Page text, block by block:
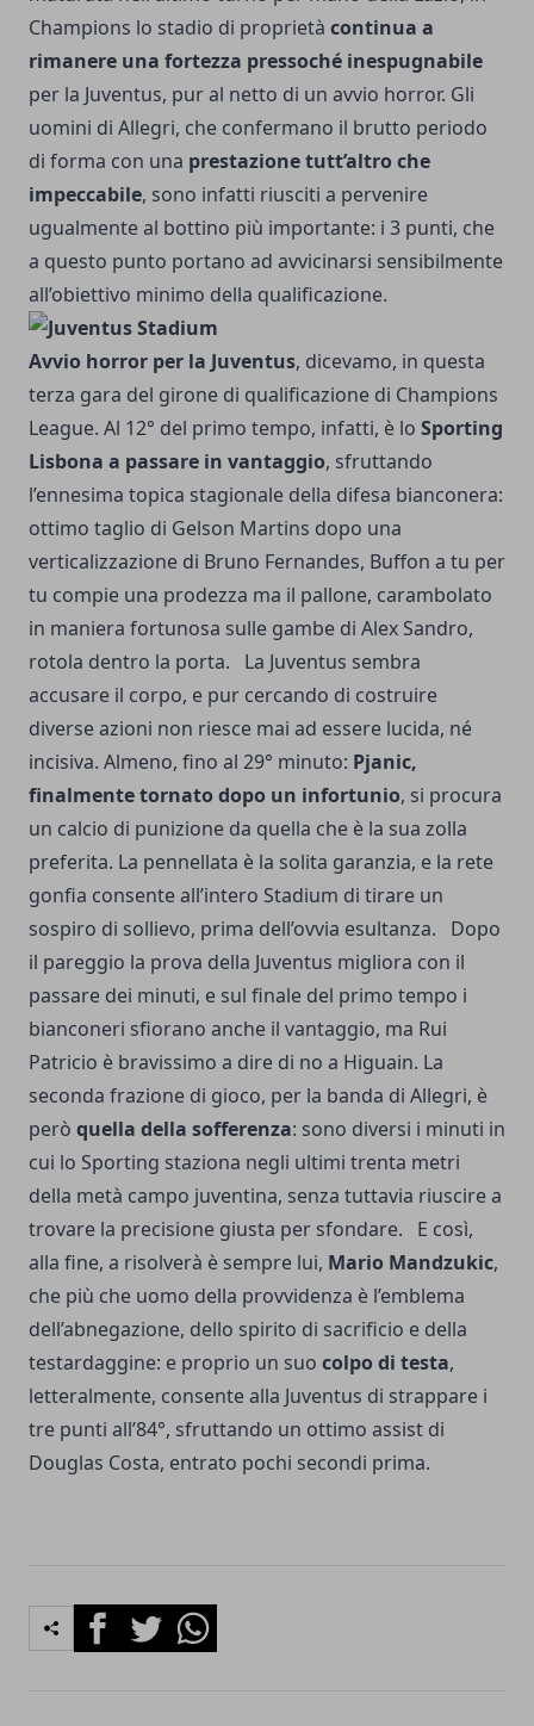
Champions lo stadio di proprietà continua a
rimanere una fortezza pressoché inespugnabile
per la Juventus, pur al netto di un avvio horror. Gli
uomini di Allegri, che confermano il brutto periodo
di forma con una prestazione tutt’altro che
impeccabile, sono infatti riusciti a pervenire
ugualmente al bottino più importante: i 3 punti, che
a questo punto portano ad avvicinarsi sensibilmente
all’obiettivo minimo della qualificazione.
Avvio horror per la Juventus, dicevamo, in questa
terza gara del girone di qualificazione di Champions
League. Al 12° del primo tempo, infatti, è lo Sporting
Lisbona a passare in vantaggio, sfruttando
l’ennesima topica stagionale della difesa bianconera:
ottimo taglio di Gelson Martins dopo una
verticalizzazione di Bruno Fernandes, Buffon a tu per
tu compie una prodezza ma il pallone, carambolato
in maniera fortunosa sulle gambe di Alex Sandro,
rotola dentro la porta. La Juventus sembra
accusare il corpo, e pur cercando di costruire
diverse azioni non riesce mai ad essere lucida, né
incisiva. Almeno, fino al 29° minuto: Pjanic,
finalmente tornato dopo un infortunio, si procura
un calcio di punizione da quella che è la sua zolla
preferita. La pennellata è la solita garanzia, e la rete
gonfia consente all’intero Stadium di tirare un
sospiro di sollievo, prima dell’ovvia esultanza. Dopo
il pareggio la prova della Juventus migliora con il
passare dei minuti, e sul finale del primo tempo i
bianconeri sfiorano anche il vantaggio, ma Rui
Patricio è bravissimo a dire di no a Higuain. La
seconda frazione di gioco, per la banda di Allegri, è
però quella della sofferenza: sono diversi i minuti in
cui lo Sporting staziona negli ultimi trenta metri
della metà campo juventina, senza tuttavia riuscire a
trovare la precisione giusta per sfondare. E così,
alla fine, a risolverà è sempre lui, Mario Mandzukic,
che più che uomo della provvidenza è l’emblema
dell’abnegazione, dello spirito di sacrificio e della
testardaggine: e proprio un suo colpo di testa,
letteralmente, consente alla Juventus di strappare i
tre punti all’84°, sfruttando un ottimo assist di
Douglas Costa, entrato pochi secondi prima.
FacebookTwitterWhatsapp